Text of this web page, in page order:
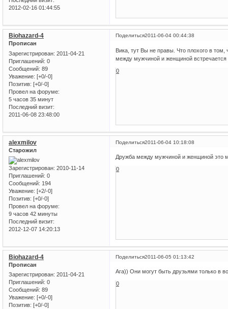
2012-02-16 01:44:55
Поделиться2011-06-04 00:44:38
Biohazard-4
Прописан
Зарегистрирован: 2011-04-21
Приглашений: 0
Сообщений: 89
Уважение: [+0/-0]
Позитив: [+0/-0]
Провел на форуме:
5 часов 35 минут
Последний визит:
2011-06-08 23:48:00
Вика, тут Вы не правы. Что плохого в том,
между мужчиной и женщиной встречается
0
Поделиться2011-06-04 10:18:08
alexmilov
Старожил
Зарегистрирован: 2010-11-14
Приглашений: 0
Сообщений: 194
Уважение: [+2/-0]
Позитив: [+0/-0]
Провел на форуме:
9 часов 42 минуты
Последний визит:
2012-12-07 14:20:13
Дружба между мужчиной и женщиной это
0
Поделиться2011-06-05 01:13:42
Biohazard-4
Прописан
Зарегистрирован: 2011-04-21
Приглашений: 0
Сообщений: 89
Уважение: [+0/-0]
Позитив: [+0/-0]
Ага)) Они могут быть друзьями только в
0